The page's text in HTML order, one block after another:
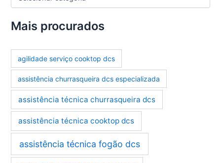
e
g
r
a
Mais procurados
agilidade serviço cooktop dcs
assistência churrasqueira dcs especializada
assistência técnica churrasqueira dcs
assistência técnica cooktop dcs
assistência técnica fogão dcs